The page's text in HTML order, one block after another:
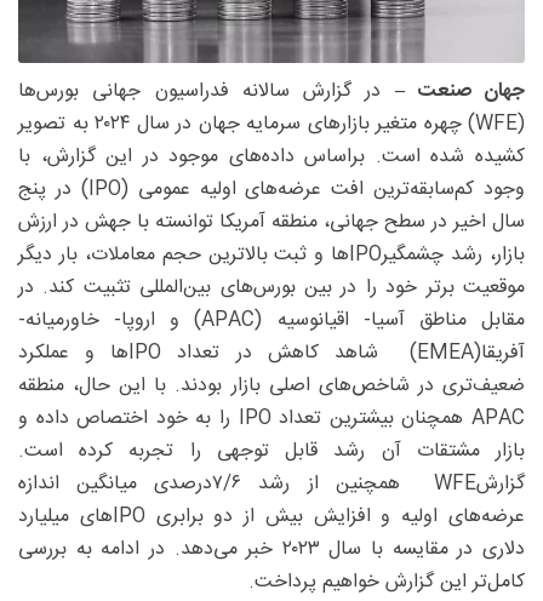
جهان صنعت – در گزارش سالانه فدراسیون جهانی بورس‌ها
(WFE) چهره متغیر بازارهای سرمایه جهان در سال ۲۰۲۴ به تصویر
کشیده شده است. براساس داده‌های موجود در این گزارش، با
وجود کم‌سابقه‌ترین افت عرضه‌های اولیه عمومی (IPO) در پنج
سال اخیر در سطح جهانی، منطقه آمریکا توانسته با جهش در ارزش
بازار، رشد چشمگیرIPOها و ثبت بالاترین حجم معاملات، بار دیگر
موقعیت برتر خود را در بین بورس‌های بین‌المللی تثبیت کند. در
مقابل مناطق آسیا- اقیانوسیه (APAC) و اروپا- خاورمیانه-
آفریقا(EMEA) شاهد کاهش در تعداد ‌IPOها و عملکرد
ضعیف‌تری در شاخص‌های اصلی بازار بودند. با این حال، منطقه
APAC همچنان بیشترین تعداد IPO را به خود اختصاص داده و
بازار مشتقات آن رشد قابل ‌توجهی را تجربه کرده است.
گزارشWFE همچنین از رشد ۶/‏‏۷‌درصدی میانگین اندازه
عرضه‌های اولیه و افزایش بیش از دو برابری ‌IPOهای میلیارد
دلاری در مقایسه با سال ۲۰۲۳ خبر می‌دهد. در ادامه به بررسی
کامل‌تر این گزارش خواهیم پرداخت.